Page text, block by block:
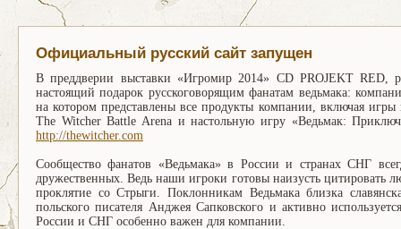
Официальный русский сайт запущен
В преддверии выставки «Игромир 2014» CD PROJEKT RED,
настоящий подарок русскоговорящим фанатам ведьмака:
на котором представлены все продукты компании, включая
The Witcher Battle Arena и настольную игру «Ведьмак:
http://thewitcher.com
Сообщество фанатов «Ведьмака» в России и странах СНГ
дружественных. Ведь наши игроки готовы наизусть цитировать
проклятие со Стрыги. Поклонникам Ведьмака близка
польского писателя Анджея Сапковского и активно
России и СНГ особенно важен для компании.